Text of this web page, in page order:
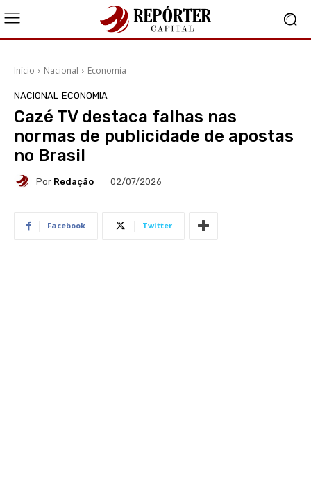
Início Nacional Economia
NACIONAL ECONOMIA
Cazé TV destaca falhas nas
normas de publicidade de apostas
no Brasil
Por Redação 02/07/2026
Facebook Twitter